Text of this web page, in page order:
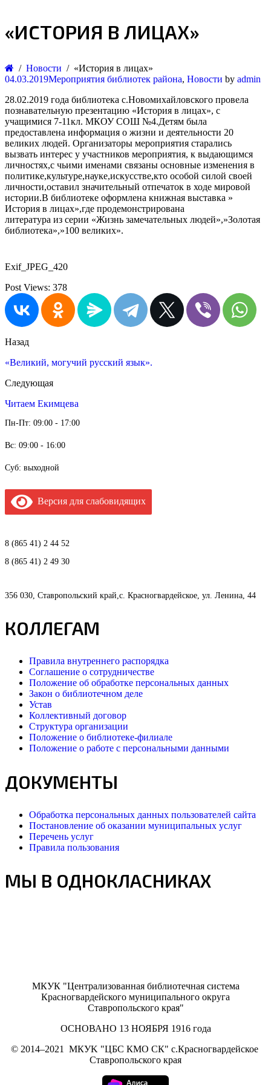
«ИСТОРИЯ В ЛИЦАХ»
Новости
«История в лицах»
04.03.2019Мероприятия библиотек района, Новости by admin
28.02.2019 года библиотека с.Новомихайловского провела
познавательную презентацию «История в лицах», с
учащимися 7-11кл. МКОУ СОШ №4.Детям была
предоставлена информация о жизни и деятельности 20
великих людей. Организаторы мероприятия старались
вызвать интерес у участников мероприятия, к выдающимся
личностях,с чьими именами связаны основные изменения в
политике,культуре,науке,искусстве,кто особой силой своей
личности,оставил значительный отпечаток в ходе мировой
истории.В библиотеке оформлена книжная выставка »
История в лицах»,где продемонстрирована
литература из серии «Жизнь замечательных людей»,»Золотая
библиотека»,»100 великих».
Exif_JPEG_420
Post Views: 378
Назад
«Великий, могучий русский язык».
Следующая
Читаем Екимцева
Пн-Пт: 09:00 - 17:00
Вс: 09:00 - 16:00
Суб: выходной
Версия для слабовидящих
8 (865 41) 2 44 52
8 (865 41) 2 49 30
356 030, Ставропольский край,с. Красногвардейское, ул. Ленина, 44
КОЛЛЕГАМ
Правила внутреннего распорядка
Соглашение о сотрудничестве
Положение об обработке персональных данных
Закон о библиотечном деле
Устав
Коллективный договор
Структура организации
Положение о библиотеке-филиале
Положение о работе с персональными данными
ДОКУМЕНТЫ
Обработка персональных данных пользователей сайта
Постановление об оказании муниципальных услуг
Перечень услуг
Правила пользования
МЫ В ОДНОКЛАСНИКАХ
МКУК "Централизованная библиотечная система
Красногвардейского муниципального округа
Ставропольского края"
ОСНОВАНО 13 НОЯБРЯ 1916 года
© 2014–2021
МКУK "ЦБС КМО СК" с.Красногвардейское
Ставропольского края